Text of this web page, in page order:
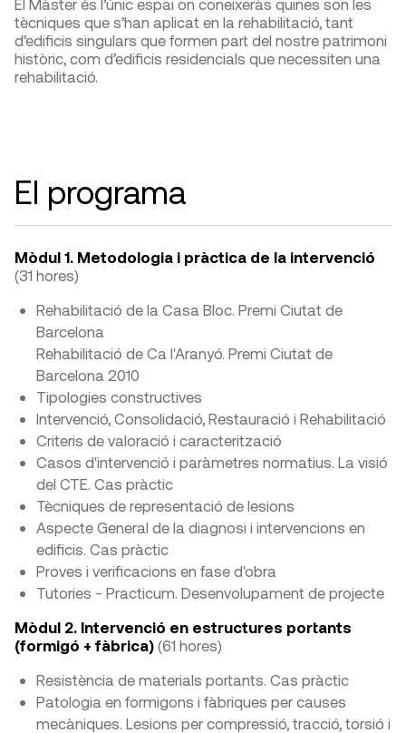
El Màster és l’únic espai on coneixeràs quines son les
tècniques que s’han aplicat en la rehabilitació, tant
d’edificis singulars que formen part del nostre patrimoni
històric, com d’edificis residencials que necessiten una
rehabilitació.
El programa
Mòdul 1. Metodologia i pràctica de la intervenció
(31 hores)
Rehabilitació de la Casa Bloc. Premi Ciutat de
Barcelona
Rehabilitació de Ca l'Aranyó. Premi Ciutat de
Barcelona 2010
Tipologies constructives
Intervenció, Consolidació, Restauració i Rehabilitació
Criteris de valoració i caracterització
Casos d'intervenció i paràmetres normatius. La visió
del CTE. Cas pràctic
Tècniques de representació de lesions
Aspecte General de la diagnosi i intervencions en
edificis. Cas pràctic
Proves i verificacions en fase d'obra
Tutories - Practicum. Desenvolupament de projecte
Mòdul 2. Intervenció en estructures portants
(formigó + fàbrica) (61 hores)
Resistència de materials portants. Cas pràctic
Patologia en formigons i fàbriques per causes
mecàniques. Lesions per compressió, tracció, torsió i